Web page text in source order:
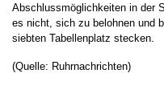
Abschlussmöglichkeiten in der
es nicht, sich zu belohnen und
siebten Tabellenplatz stecken.
(Quelle: Ruhrnachrichten)